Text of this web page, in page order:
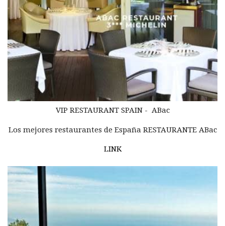
VIP RESTAURANT SPAIN - ABac
Los mejores restaurantes de España RESTAURANTE ABac
LINK